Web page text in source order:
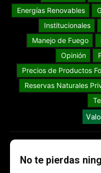
Energías Renovables
Institucionales
Manejo de Fuego
Opinión
Precios de Productos
Reservas Naturales
No te pierdas